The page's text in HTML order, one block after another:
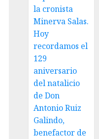
la cronista
Minerva Salas.
Hoy
recordamos el
129
aniversario
del natalicio
de Don
Antonio Ruiz
Galindo,
benefactor de